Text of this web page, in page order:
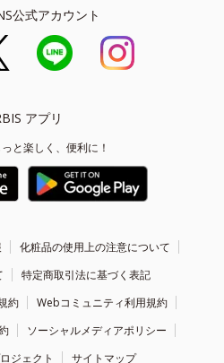
公式アカウント
アプリ
と楽しく、便利に！
化粧品の使用上の注意について
特定商取引法に基づく表記
約
Webコミュニティ利用規約
ソーシャルメディアポリシー
ジェクト
サイトマップ